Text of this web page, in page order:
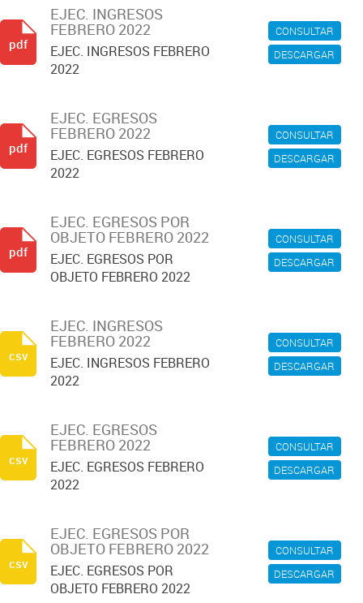
CONSULTAR
DESCARGAR
EJEC. INGRESOS
FEBRERO 2022
EJEC. INGRESOS FEBRERO
2022
pdf
CONSULTAR
DESCARGAR
EJEC. EGRESOS
FEBRERO 2022
EJEC. EGRESOS FEBRERO
2022
pdf
CONSULTAR
DESCARGAR
EJEC. EGRESOS POR
OBJETO FEBRERO 2022
EJEC. EGRESOS POR
OBJETO FEBRERO 2022
pdf
CONSULTAR
DESCARGAR
EJEC. INGRESOS
FEBRERO 2022
EJEC. INGRESOS FEBRERO
2022
csv
CONSULTAR
DESCARGAR
EJEC. EGRESOS
FEBRERO 2022
EJEC. EGRESOS FEBRERO
2022
csv
CONSULTAR
DESCARGAR
EJEC. EGRESOS POR
OBJETO FEBRERO 2022
EJEC. EGRESOS POR
OBJETO FEBRERO 2022
csv